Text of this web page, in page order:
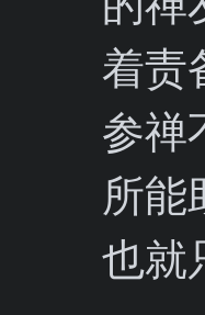
着责
参禅
所能
也就